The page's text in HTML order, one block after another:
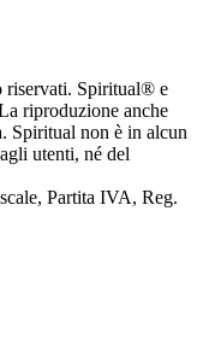
Spiritual® e
riproduzione anche
Spiritual non è in alcun
utenti, né del
Partita IVA, Reg.